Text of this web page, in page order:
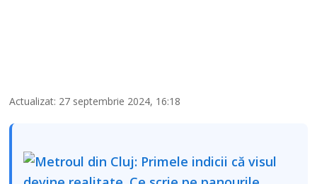
Actualizat: 27 septembrie 2024, 16:18